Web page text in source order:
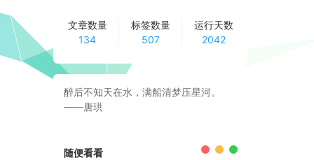
文章数量
134
标签数量
507
运行天数
2042
醉后不知天在水，满船清梦压星河。
——唐珙
随便看看